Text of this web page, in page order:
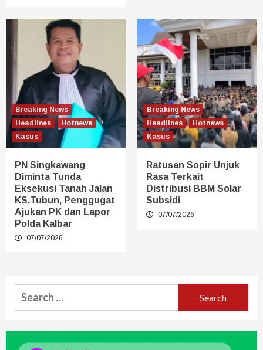
Breaking News
Headlines
Hotnews
Kasus
PN Singkawang
Diminta Tunda
Eksekusi Tanah Jalan
KS.Tubun, Penggugat
Ajukan PK dan Lapor
Polda Kalbar
07/07/2026
Breaking News
Headlines
Hotnews
Kasus
Ratusan Sopir Unjuk
Rasa Terkait
Distribusi BBM Solar
Subsidi
07/07/2026